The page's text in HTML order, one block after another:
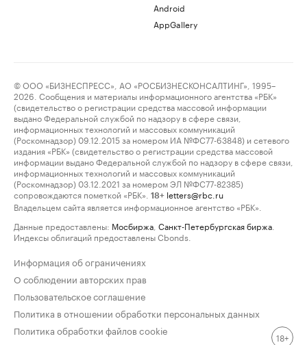
Android
AppGallery
© ООО «БИЗНЕСПРЕСС», АО «РОСБИЗНЕСКОНСАЛТИНГ», 1995–
2026. Сообщения и материалы информационного агентства «РБК»
(свидетельство о регистрации средства массовой информации
выдано Федеральной службой по надзору в сфере связи,
информационных технологий и массовых коммуникаций
(Роскомнадзор) 09.12.2015 за номером ИА №ФС77-63848) и сетевого
издания «РБК» (свидетельство о регистрации средства массовой
информации выдано Федеральной службой по надзору в сфере связи,
информационных технологий и массовых коммуникаций
(Роскомнадзор) 03.12.2021 за номером ЭЛ №ФС77-82385)
сопровождаются пометкой «РБК».
18+ letters@rbc.ru
Владельцем сайта является информационное агентство «РБК».
Данные предоставлены: Мосбиржа Санкт-Петербургская биржа
Индексы облигаций предоставлены Cbonds.
Информация об ограничениях
О соблюдении авторских прав
Пользовательское соглашение
Политика в отношении обработки персональных данных
Политика обработки файлов cookie
18+